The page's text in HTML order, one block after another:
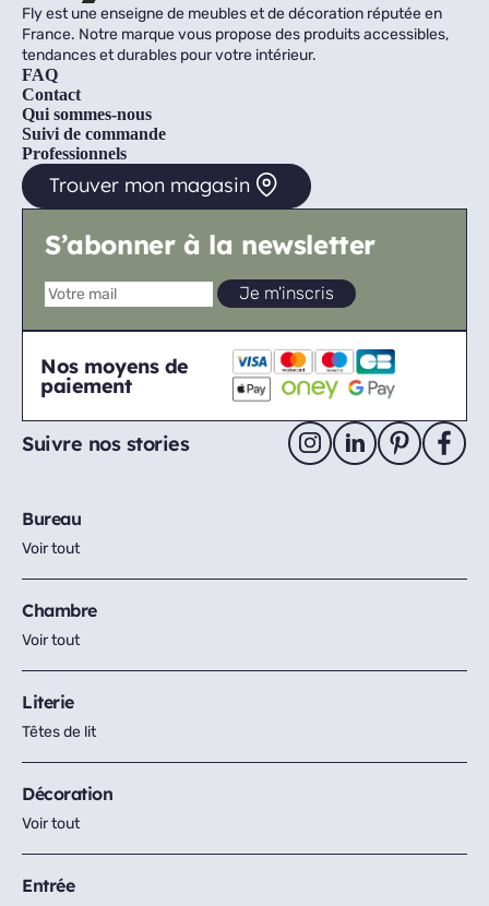
Fly est une enseigne de meubles et de décoration réputée en
France. Notre marque vous propose des produits accessibles,
tendances et durables pour votre intérieur.
FAQ
Contact
Qui sommes-nous
Suivi de commande
Professionnels
Trouver mon magasin
S’abonner à la newsletter
Nos moyens de
paiement
Suivre nos stories
Bureau
Voir tout
Chambre
Voir tout
Literie
Têtes de lit
Décoration
Voir tout
Entrée